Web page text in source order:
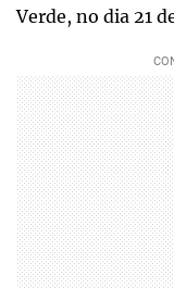
Verde, no dia 21